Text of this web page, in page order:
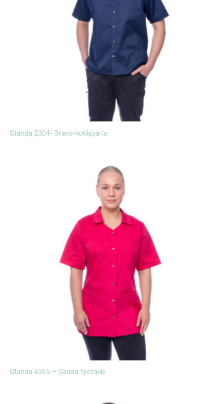
Standa 2304- Bravo-kokkipaita
Standa 4065 – Saana-työtakki